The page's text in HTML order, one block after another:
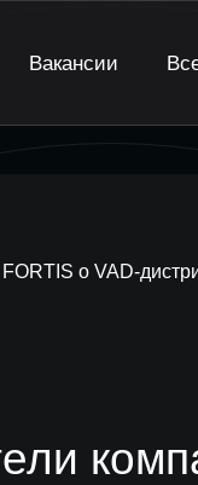
Вакансии
о VAD-